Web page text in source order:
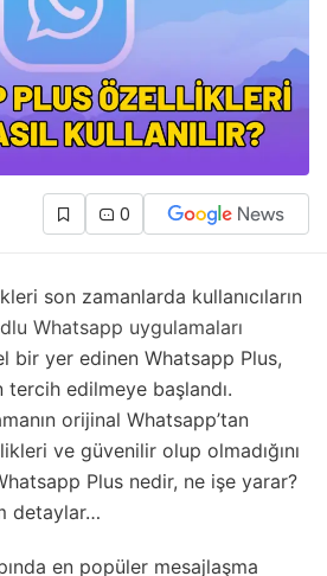
0
son zamanlarda kullanıcıların
Whatsapp uygulamaları
bir yer edinen Whatsapp Plus,
edilmeye başlandı.
orijinal Whatsapp’tan
ve güvenilir olup olmadığını
Plus nedir, ne işe yarar?
detaylar…
en popüler mesajlaşma